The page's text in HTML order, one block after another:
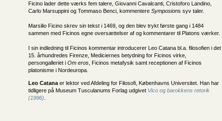
Ficino lader dette værks fem talere, Giovanni Cavalcanti, Cristoforo Landino,
Carlo Marsuppini og Tommaso Benci, kommentere Symposions syv taler.
Marsilio Ficino skrev sin tekst i 1469, og den blev trykt første gang i 1484
sammen med Ficinos egne oversættelser af og kommentarer til Platons værker.
I sin indledning til Ficinos kommentar introducerer Leo Catana bl.a. filosofien i det
15. århundredes Firenze, Mediciernes betydning for Ficinos virke,
persongalleriet i Om eros , Ficinos metafysik samt receptionen af Ficinos
platonisme i Nordeuropa.
Leo Catana er lektor ved Afdeling for Filosofi, Københavns Universitet. Han har
tidligere på Museum Tusculanums Forlag udgivet Vico og barokkens retorik
(1996)